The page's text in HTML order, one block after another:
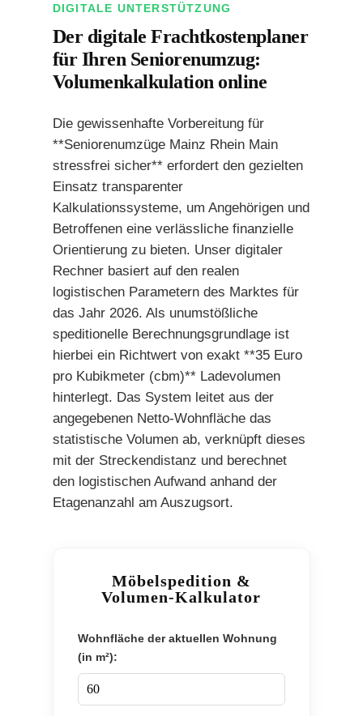
DIGITALE UNTERSTÜTZUNG
Der digitale Frachtkostenplaner
für Ihren Seniorenumzug:
Volumenkalkulation online
Die gewissenhafte Vorbereitung für
**Seniorenumzüge Mainz Rhein Main
stressfrei sicher** erfordert den gezielten
Einsatz transparenter
Kalkulationssysteme, um Angehörigen und
Betroffenen eine verlässliche finanzielle
Orientierung zu bieten. Unser digitaler
Rechner basiert auf den realen
logistischen Parametern des Marktes für
das Jahr 2026. Als unumstößliche
speditionelle Berechnungsgrundlage ist
hierbei ein Richtwert von exakt **35 Euro
pro Kubikmeter (cbm)** Ladevolumen
hinterlegt. Das System leitet aus der
angegebenen Netto-Wohnfläche das
statistische Volumen ab, verknüpft dieses
mit der Streckendistanz und berechnet
den logistischen Aufwand anhand der
Etagenanzahl am Auszugsort.
Möbelspedition &
Volumen-Kalkulator
Wohnfläche der aktuellen Wohnung
(in m²):